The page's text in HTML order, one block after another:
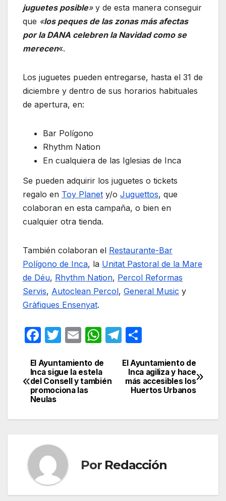
juguetes posible» y de esta manera conseguir
que «los peques de las zonas más afectas
por la DANA celebren la Navidad como se
merecen«.
Los juguetes pueden entregarse, hasta el 31 de
diciembre y dentro de sus horarios habituales
de apertura, en:
Bar Polígono
Rhythm Nation
En cualquiera de las Iglesias de Inca
Se pueden adquirir los juguetes o tickets
regalo en Toy Planet y/o Juguettos, que
colaboran en esta campaña, o bien en
cualquier otra tienda.
También colaboran el Restaurante-Bar
Polígono de Inca, la Unitat Pastoral de la Mare
de Déu, Rhythm Nation, Percol Reformas
Servis, Autoclean Percol, General Music y
Gràfiques Ensenyat.
F
c
e
b
o
k
T
itt
er
E
ail
W
at
s
p
T
e
gr
m
m
p
ar
tir
Navegación
de
El Ayuntamiento de
Inca agiliza y hace
más accesibles los
Huertos Urbanos
El Ayuntamiento de
Inca sigue la estela
del Consell y también
promociona las
Neulas
Por Redacción